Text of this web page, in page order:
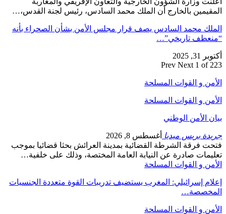
المقيمين بالخارج أن الملك محمد السادس، رئيس لجنة القدس،…
الملك محمد السادس يصف قرار مجلس الأمن بشأن الصحراء بأنه
“منعطف تاريخي”…
أكتوبر 31, 2025
Prev Next 1 of 223
الأمن و القوات المسلحة
الأمن و القوات المسلحة
بيان الأمن الوطني
جريدة بريس ميديا أغسطس 8, 2026
فتحت فرقة الشرطة القضائية بمدينة العرائش بحثا قضائيا بموجب
تعليمات صادرة عن النيابة العامة المختصة، وذلك على خلفية…
الأمن و القوات المسلحة
إعلام إسرائيلي: المغرب يستضيف تدريبات القوة متعددة الجنسيات
المخصصة…
الأمن و القوات المسلحة